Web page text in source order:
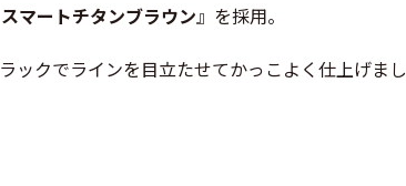
マートチタンブラウン』を採用。
ックでラインを目立たせてかっこよく仕上げまし